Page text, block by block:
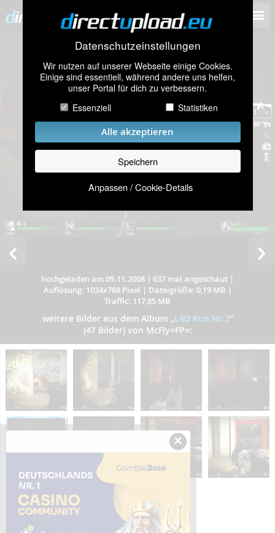
Datenschutzeinstellungen
Wir nutzen auf unserer Webseite einige Cookies.
Einige sind essentiell, während andere uns helfen,
unser Portal für dich zu verbessern.
Essenziell
Statistiken
Alle akzeptieren
Speichern
Anpassen / Cookie-Details
hochgeladen am 09.11.2008 | 637 mal angeschaut |
Auflösung: 1024x768 Pixel | Dateigröße: 0,19 MB |
Traffic: 117,85 MB
weitere Bilder aus dem Album „L4D Run Nr.2”
(47 Bilder) von McFly=FP=:
×